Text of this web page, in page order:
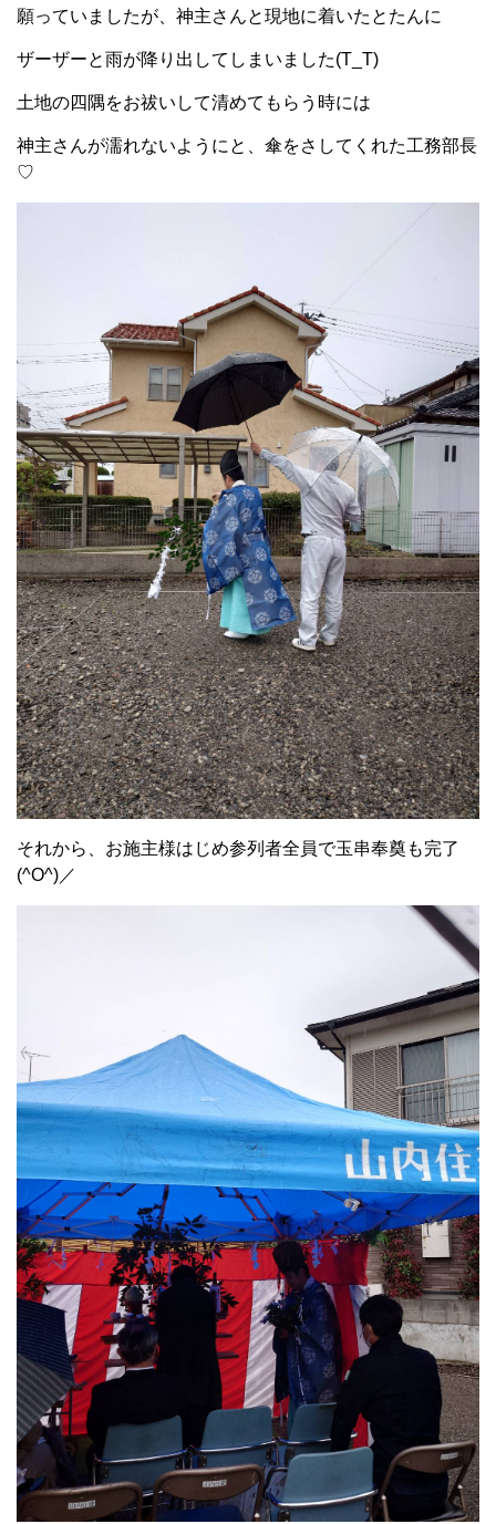
願っていましたが、神主さんと現地に着いたとたんに
ザーザーと雨が降り出してしまいました(T_T)
土地の四隅をお祓いして清めてもらう時には
神主さんが濡れないようにと、傘をさしてくれた工務部長
♡
それから、お施主様はじめ参列者全員で玉串奉奠も完了
(^O^)／